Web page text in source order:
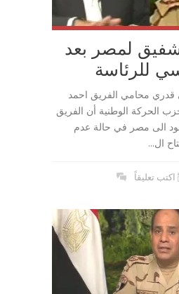
لمصر بعد
للرئاسة
محامي الفريق احمد
الحركة الوطنية أن الفريق
الى مصر في حالة عدم
ال...
اكتب تعليقاً